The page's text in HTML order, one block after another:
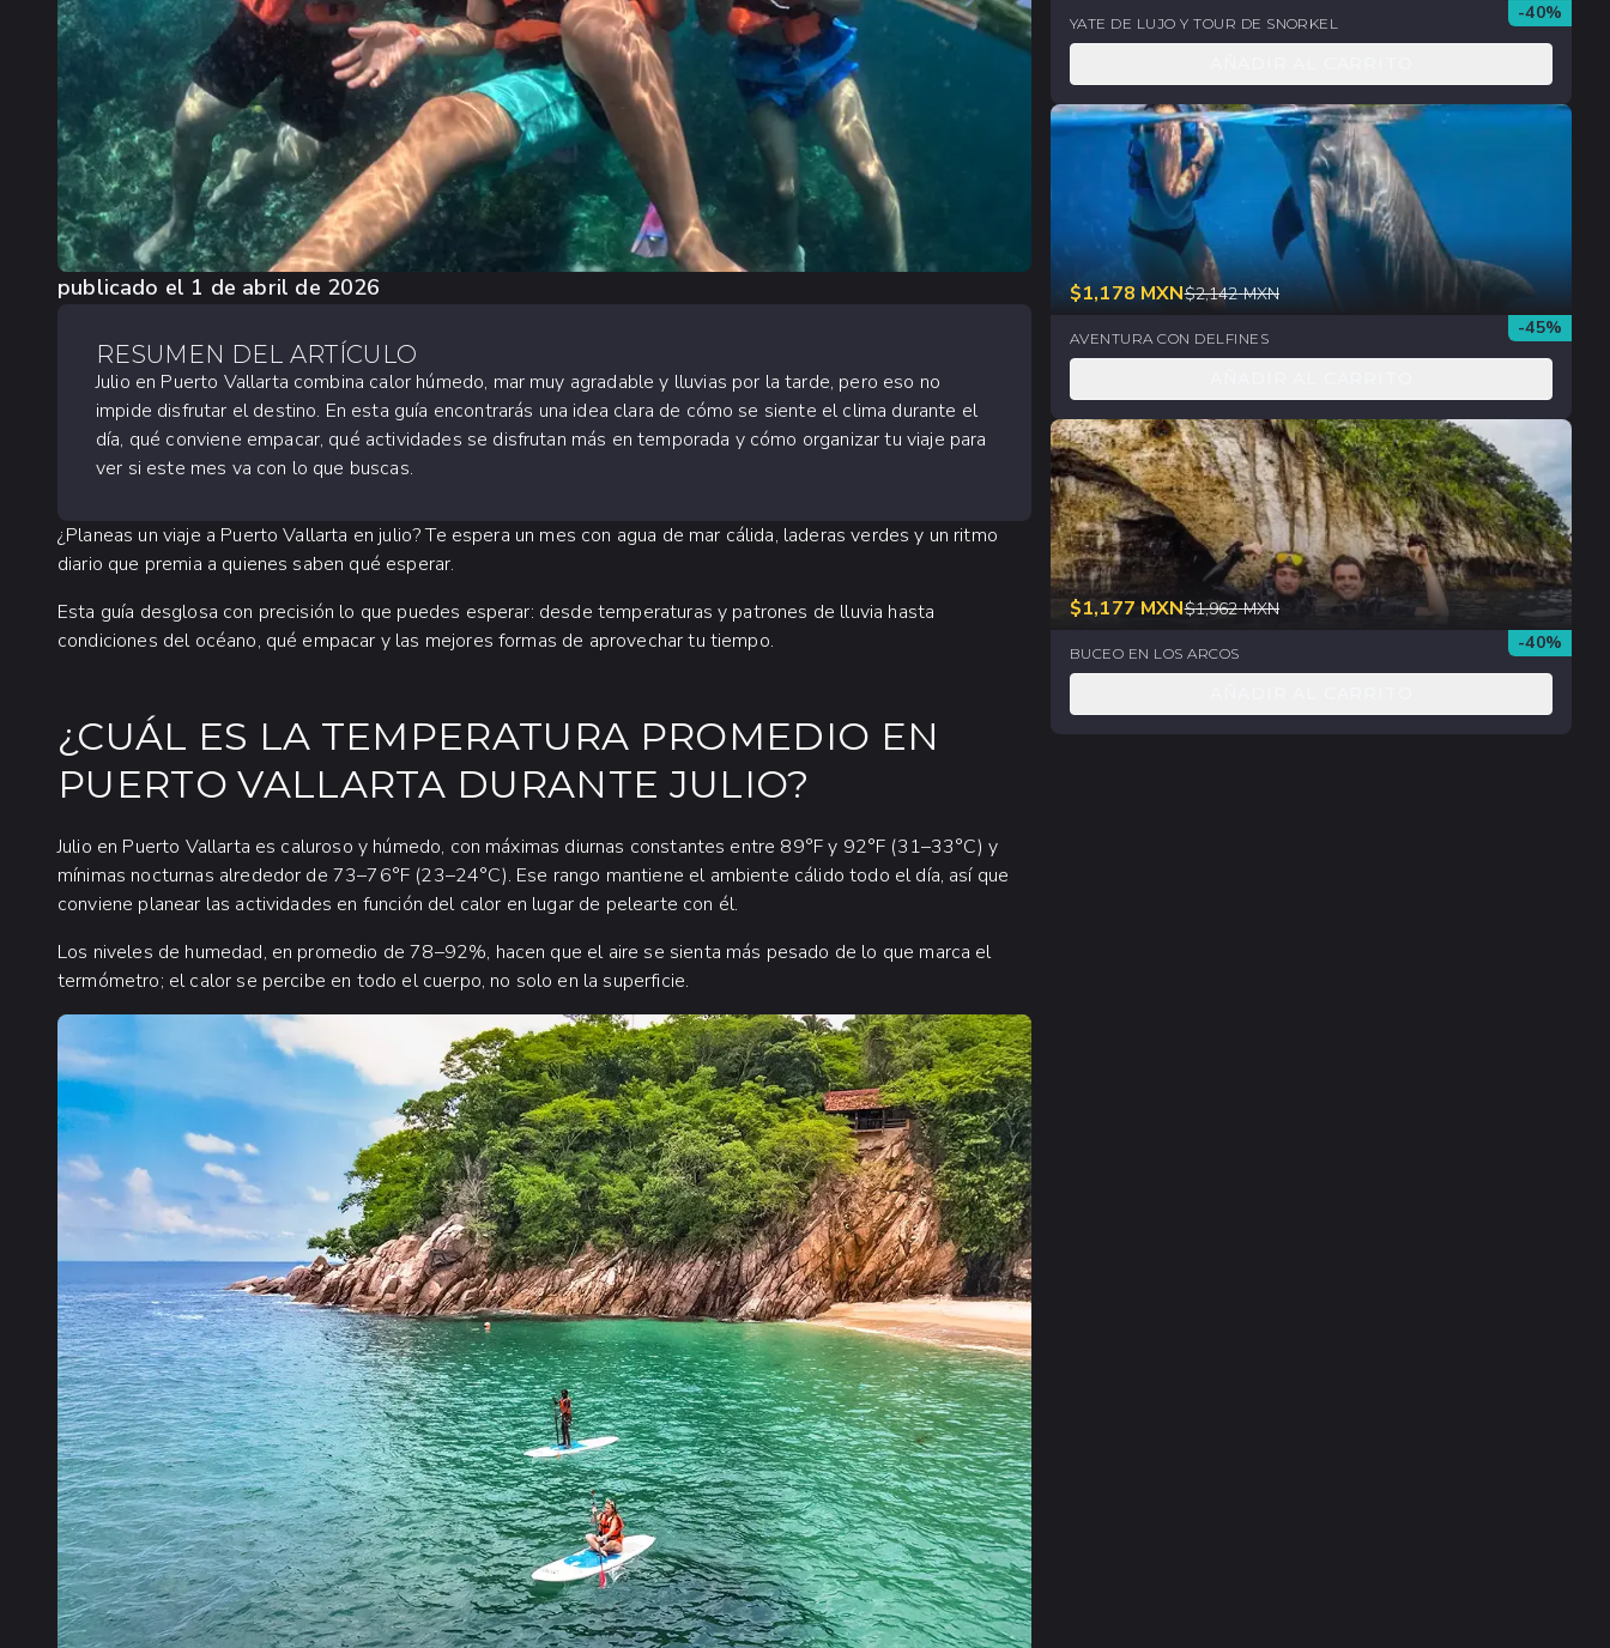
publicado el 1 de abril de 2026
RESUMEN DEL ARTÍCULO
Julio en Puerto Vallarta combina calor húmedo, mar muy agradable y lluvias por la tarde, pero eso no
impide disfrutar el destino. En esta guía encontrarás una idea clara de cómo se siente el clima durante el
día, qué conviene empacar, qué actividades se disfrutan más en temporada y cómo organizar tu viaje para
ver si este mes va con lo que buscas.
¿Planeas un viaje a Puerto Vallarta en julio? Te espera un mes con agua de mar cálida, laderas verdes y un ritmo
diario que premia a quienes saben qué esperar.
Esta guía desglosa con precisión lo que puedes esperar: desde temperaturas y patrones de lluvia hasta
condiciones del océano, qué empacar y las mejores formas de aprovechar tu tiempo.
¿CUÁL ES LA TEMPERATURA PROMEDIO EN
PUERTO VALLARTA DURANTE JULIO?
Julio en Puerto Vallarta es caluroso y húmedo, con máximas diurnas constantes entre 89°F y 92°F (31–33°C) y
mínimas nocturnas alrededor de 73–76°F (23–24°C). Ese rango mantiene el ambiente cálido todo el día, así que
conviene planear las actividades en función del calor en lugar de pelearte con él.
Los niveles de humedad, en promedio de 78–92%, hacen que el aire se sienta más pesado de lo que marca el
termómetro; el calor se percibe en todo el cuerpo, no solo en la superficie.
-40%
YATE DE LUJO Y TOUR DE SNORKEL
$1,178 MXN$2,142 MXN
-45%
AVENTURA CON DELFINES
$1,177 MXN$1,962 MXN
-40%
BUCEO EN LOS ARCOS